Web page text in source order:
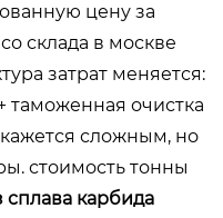
цену за
склада в москве
затрат меняется:
таможенная очистка
кажется сложным, но
стоимость тонны
сплава карбида